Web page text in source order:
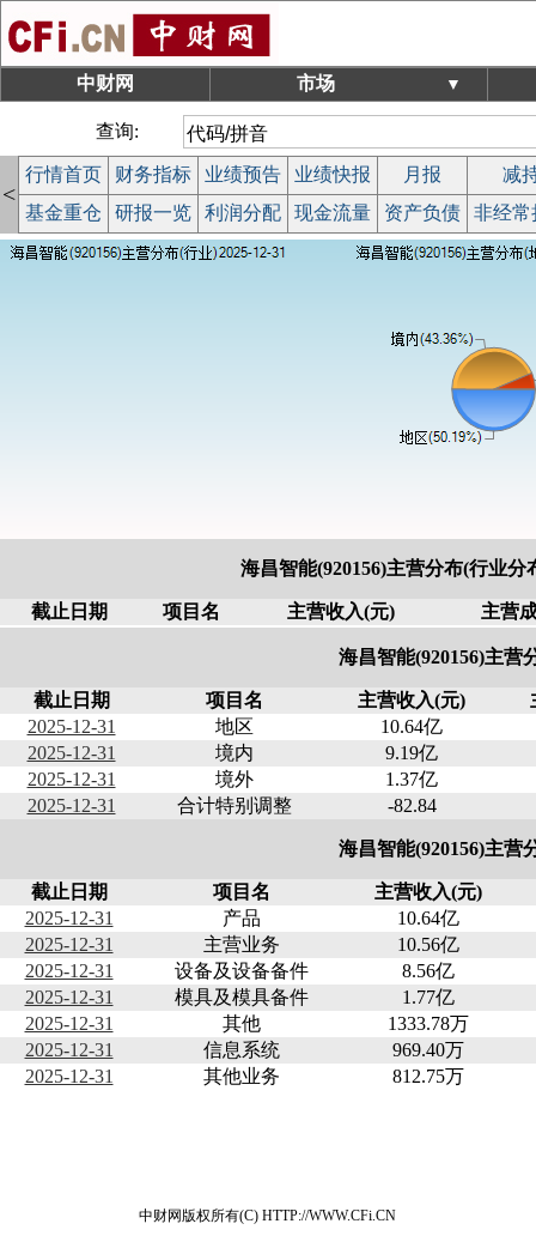
中财网 市场 ▼
查询:
<
行情首页 财务指标 业绩预告 业绩快报 月报
减
基金重仓
研报一览 利润分配 现金流量 资产负债 非经常
海昌智能(920156)主营分布(行业
截止日期 项目名 主营收入(元) 主营
海昌智能(920156)主营
截止日期 项目名 主营收入(元)
2025-12-31
地区
10.64亿
2025-12-31
境内
9.19亿
2025-12-31
境外
1.37亿
2025-12-31
合计特别调整 -82.84
海昌智能(920156)主营
截止日期 项目名
主营收入(元)
2025-12-31
产品
10.64亿
2025-12-31
主营业务
10.56亿
2025-12-31
设备及设备备件
8.56亿
2025-12-31
模具及模具备件
1.77亿
2025-12-31
其他
1333.78万
2025-12-31
信息系统
969.40万
2025-12-31
其他业务 812.75万
中财网版权所有(C) HTTP://WWW.CFi.CN